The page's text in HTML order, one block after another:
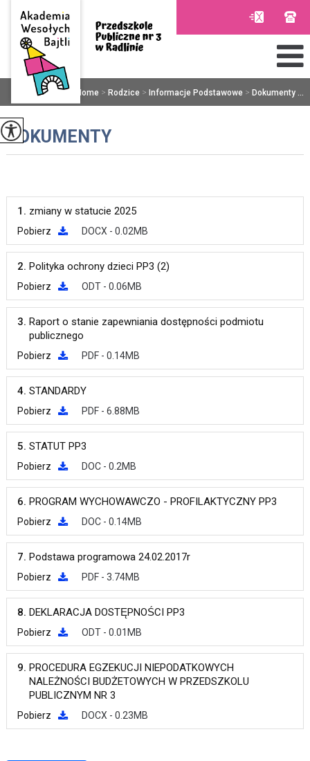
Jesteś tutaj: Home > Rodzice > Informacje Podstawowe > Dokumenty ...
DOKUMENTY
1. zmiany w statucie 2025
Pobierz DOCX - 0.02MB
2. Polityka ochrony dzieci PP3 (2)
Pobierz ODT - 0.06MB
3. Raport o stanie zapewniania dostępności podmiotu
publicznego
Pobierz PDF - 0.14MB
4. STANDARDY
Pobierz PDF - 6.88MB
5. STATUT PP3
Pobierz DOC - 0.2MB
6. PROGRAM WYCHOWAWCZO - PROFILAKTYCZNY PP3
Pobierz DOC - 0.14MB
7. Podstawa programowa 24.02.2017r
Pobierz PDF - 3.74MB
8. DEKLARACJA DOSTĘPNOŚCI PP3
Pobierz ODT - 0.01MB
9. PROCEDURA EGZEKUCJI NIEPODATKOWYCH
NALEŻNOŚCI BUDŻETOWYCH W PRZEDSZKOLU
PUBLICZNYM NR 3
Pobierz DOCX - 0.23MB